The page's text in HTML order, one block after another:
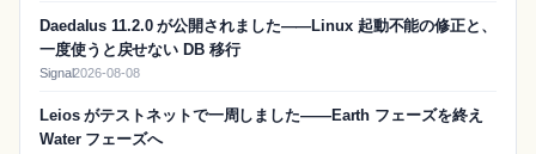
Daedalus 11.2.0 が公開されました——Linux 起動不能の修正と、
一度使うと戻せない DB 移行
Signal2026-08-08
Leios がテストネットで一周しました——Earth フェーズを終え
Water フェーズへ